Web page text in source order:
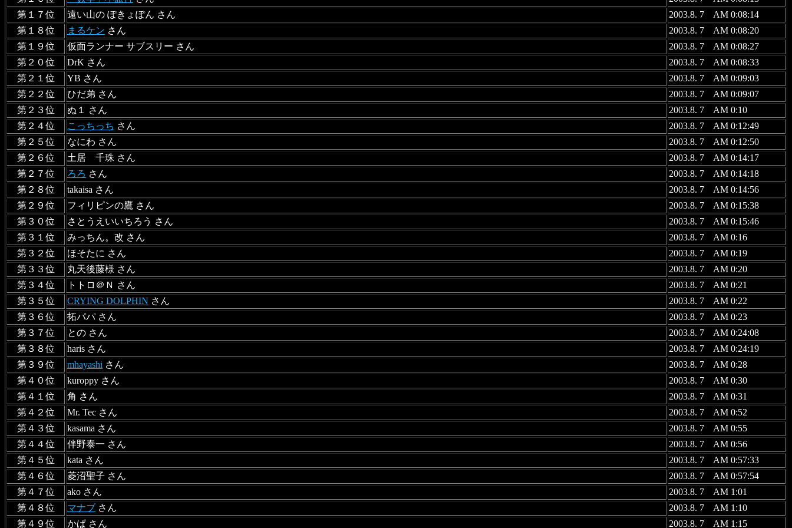
第１７位
遠い山の ぽきょぽん さん
2003.8. 7 AM 0:08:14
第１８位
まるケン さん
2003.8. 7 AM 0:08:20
第１９位
仮面ランナー サブスリー さん
2003.8. 7 AM 0:08:27
第２０位
DrK さん
2003.8. 7 AM 0:08:33
第２１位
YB さん
2003.8. 7 AM 0:09:03
第２２位
ひだ弟 さん
2003.8. 7 AM 0:09:07
第２３位
ぬ１ さん
2003.8. 7 AM 0:10
第２４位
こっちっち さん
2003.8. 7 AM 0:12:49
第２５位
なにわ さん
2003.8. 7 AM 0:12:50
第２６位
土居 千珠 さん
2003.8. 7 AM 0:14:17
第２７位
ろろ さん
2003.8. 7 AM 0:14:18
第２８位
takaisa さん
2003.8. 7 AM 0:14:56
第２９位
フィリピンの鷹 さん
2003.8. 7 AM 0:15:38
第３０位
さとうえいいちろう さん
2003.8. 7 AM 0:15:46
第３１位
みっちん。改 さん
2003.8. 7 AM 0:16
第３２位
ほそたに さん
2003.8. 7 AM 0:19
第３３位
丸天後藤様 さん
2003.8. 7 AM 0:20
第３４位
トトロ＠Ｎ さん
2003.8. 7 AM 0:21
第３５位
CRYING DOLPHIN さん
2003.8. 7 AM 0:22
第３６位
拓パパ さん
2003.8. 7 AM 0:23
第３７位
との さん
2003.8. 7 AM 0:24:08
第３８位
haris さん
2003.8. 7 AM 0:24:19
第３９位
mhayashi さん
2003.8. 7 AM 0:28
第４０位
kuroppy さん
2003.8. 7 AM 0:30
第４１位
角 さん
2003.8. 7 AM 0:31
第４２位
Mr. Tec さん
2003.8. 7 AM 0:52
第４３位
kasama さん
2003.8. 7 AM 0:55
第４４位
伴野泰一 さん
2003.8. 7 AM 0:56
第４５位
kata さん
2003.8. 7 AM 0:57:33
第４６位
菱沼聖子 さん
2003.8. 7 AM 0:57:54
第４７位
ako さん
2003.8. 7 AM 1:01
第４８位
マナブ さん
2003.8. 7 AM 1:10
第４９位
かぱ さん 2003.8. 7 AM 1:15